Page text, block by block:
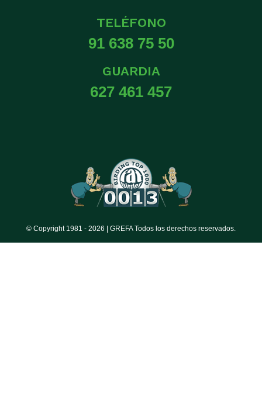
TELÉFONO
91 638 75 50
GUARDIA
627 461 457
© Copyright 1981 - 2026 | GREFA Todos los derechos reservados.